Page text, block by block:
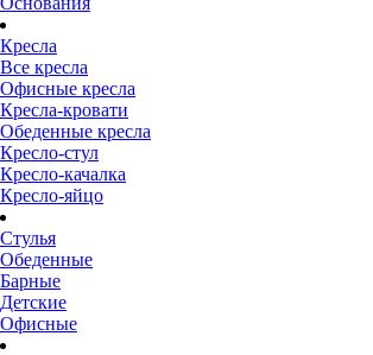
Кресла
Все кресла
Офисные кресла
Кресла-кровати
Обеденные кресла
Кресло-стул
Кресло-качалка
Кресло-яйцо
Стулья
Обеденные
Барные
Детские
Офисные